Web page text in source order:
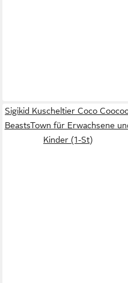
Sigikid Kuscheltier Coco
BeastsTown für Erwachsene
Kinder (1-St)